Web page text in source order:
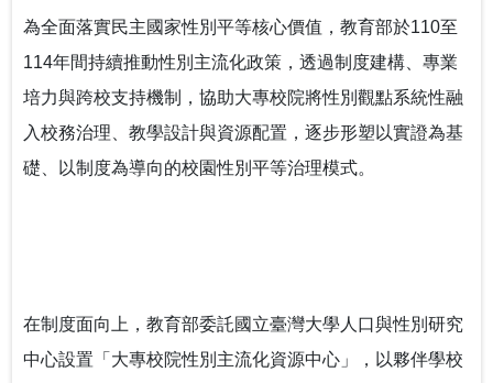
我可以改變我的人生－啟動輕度障礙大專生的自我決策
以師者先行，構築SEL友善校園生態系
台鋼技大剛圓勤儉與大學SEL
為全面落實民主國家性別平等核心價值，教育部於110至
114年間持續推動性別主流化政策，透過制度建構、專業
培力與跨校支持機制，協助大專校院將性別觀點系統性融
入校務治理、教學設計與資源配置，逐步形塑以實證為基
礎、以制度為導向的校園性別平等治理模式。
在制度面向上，教育部委託國立臺灣大學人口與性別研究
中心設置「大專校院性別主流化資源中心」，以夥伴學校